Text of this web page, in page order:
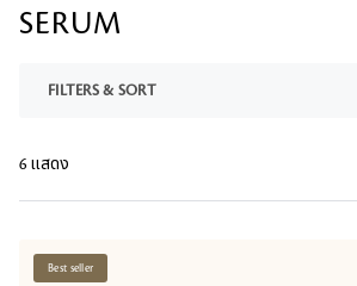
SERUM
FILTERS & SORT
6 แสดง
Best seller